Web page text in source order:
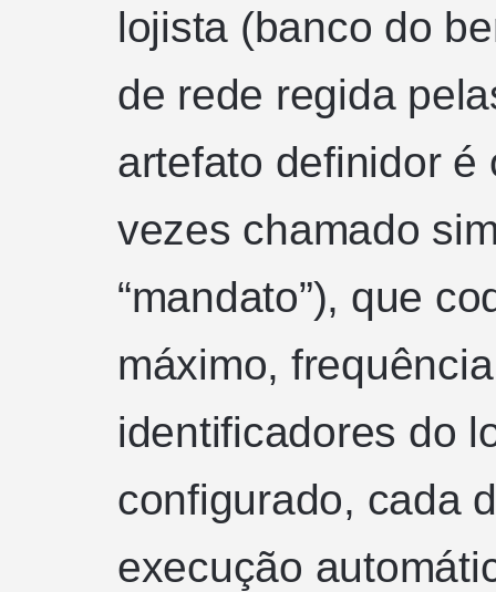
lojista (banco do
de rede regida
artefato definidor é
vezes chamado
“mandato”), que
máximo,
identificadores do
configurado, cada
execução